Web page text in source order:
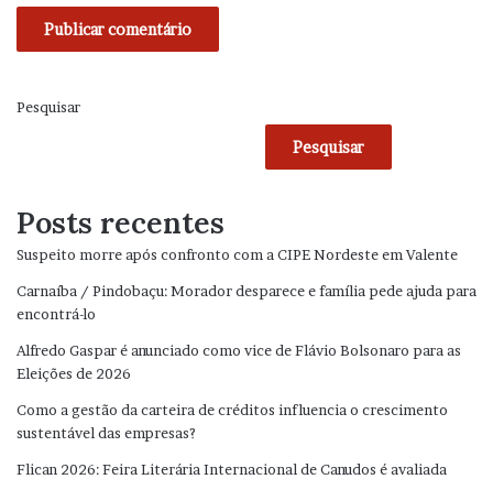
Pesquisar
Pesquisar
Posts recentes
Suspeito morre após confronto com a CIPE Nordeste em Valente
Carnaíba / Pindobaçu: Morador desparece e família pede ajuda para
encontrá-lo
Alfredo Gaspar é anunciado como vice de Flávio Bolsonaro para as
Eleições de 2026
Como a gestão da carteira de créditos influencia o crescimento
sustentável das empresas?
Flican 2026: Feira Literária Internacional de Canudos é avaliada